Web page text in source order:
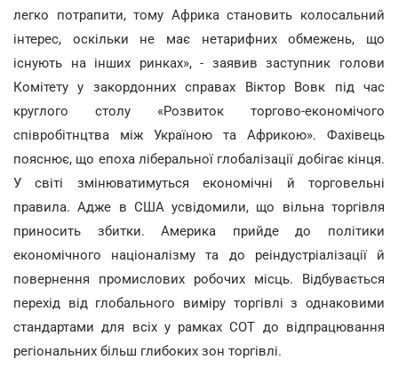
легко потрапити, тому Африка становить колосальний
інтерес, оскільки не має нетарифних обмежень, що
існують на інших ринках», - заявив заступник голови
Комітету у закордонних справах Віктор Вовк під час
круглого столу «Розвиток торгово-економічого
співробітнцтва між Україною та Африкою». Фахівець
пояснює, що епоха ліберальної глобалізації добігає кінця.
У світі змінюватимуться економічні й торговельні
правила. Адже в США усвідомили, що вільна торгівля
приносить збитки. Америка прийде до політики
економічного націоналізму та до реіндустріалізації й
повернення промислових робочих місць. Відбувається
перехід від глобального виміру торгівлі з однаковими
стандартами для всіх у рамках СОТ до відпрацювання
регіональних більш глибоких зон торгівлі.